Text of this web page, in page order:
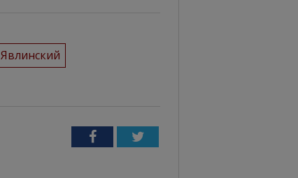
FacebookTwitter